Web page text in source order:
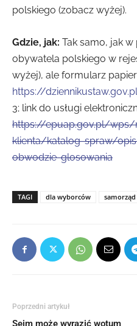
polskiego (zobacz wyżej).
Gdzie, jak: Tak samo, jak
obywatela polskiego w
wyżej), ale formularz
https://
3; link do usługi
https://epuap.gov.pl/
klienta/katalog-spraw/
obwodzie-glosowania
TAGI dla wyborców
Poprzedni artykuł
Sejm może wyrazić wotum